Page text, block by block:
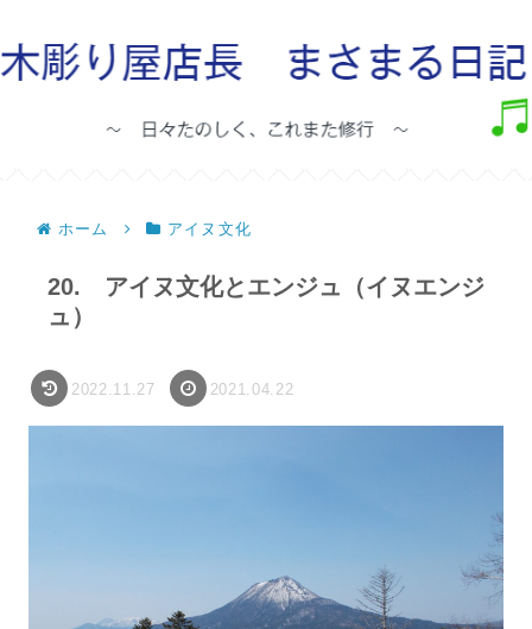
ホーム アイヌ文化
20. アイヌ文化とエンジュ（イヌエンジ
ュ）
2022.11.27 2021.04.22